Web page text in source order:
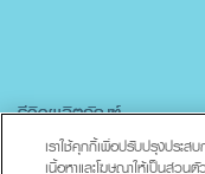
รีวิวผลิตภัณฑ์
ปกป้องผิวจากแสงแดด
เราใช้คุกกี้เพื่อปรับปรุงประส
เนื้อหาและโฆษณาให้เป็นส่วนตั